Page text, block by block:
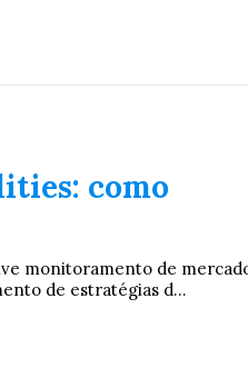
como
monitoramento de
de estratégias d...